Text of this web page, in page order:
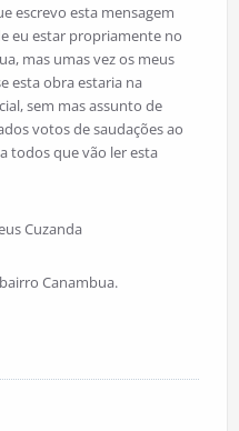
escrevo esta mensagem
eu estar propriamente no
mas umas vez os meus
esta obra estaria na
sem mas assunto de
votos de saudações ao
todos que vão ler esta
Cuzanda
Canambua.